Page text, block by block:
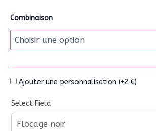
Combinaison
Ajouter une personnalisation (+2 €)
Select Field